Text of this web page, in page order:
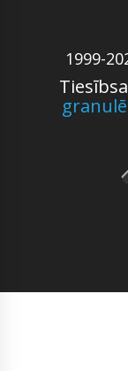
1999-